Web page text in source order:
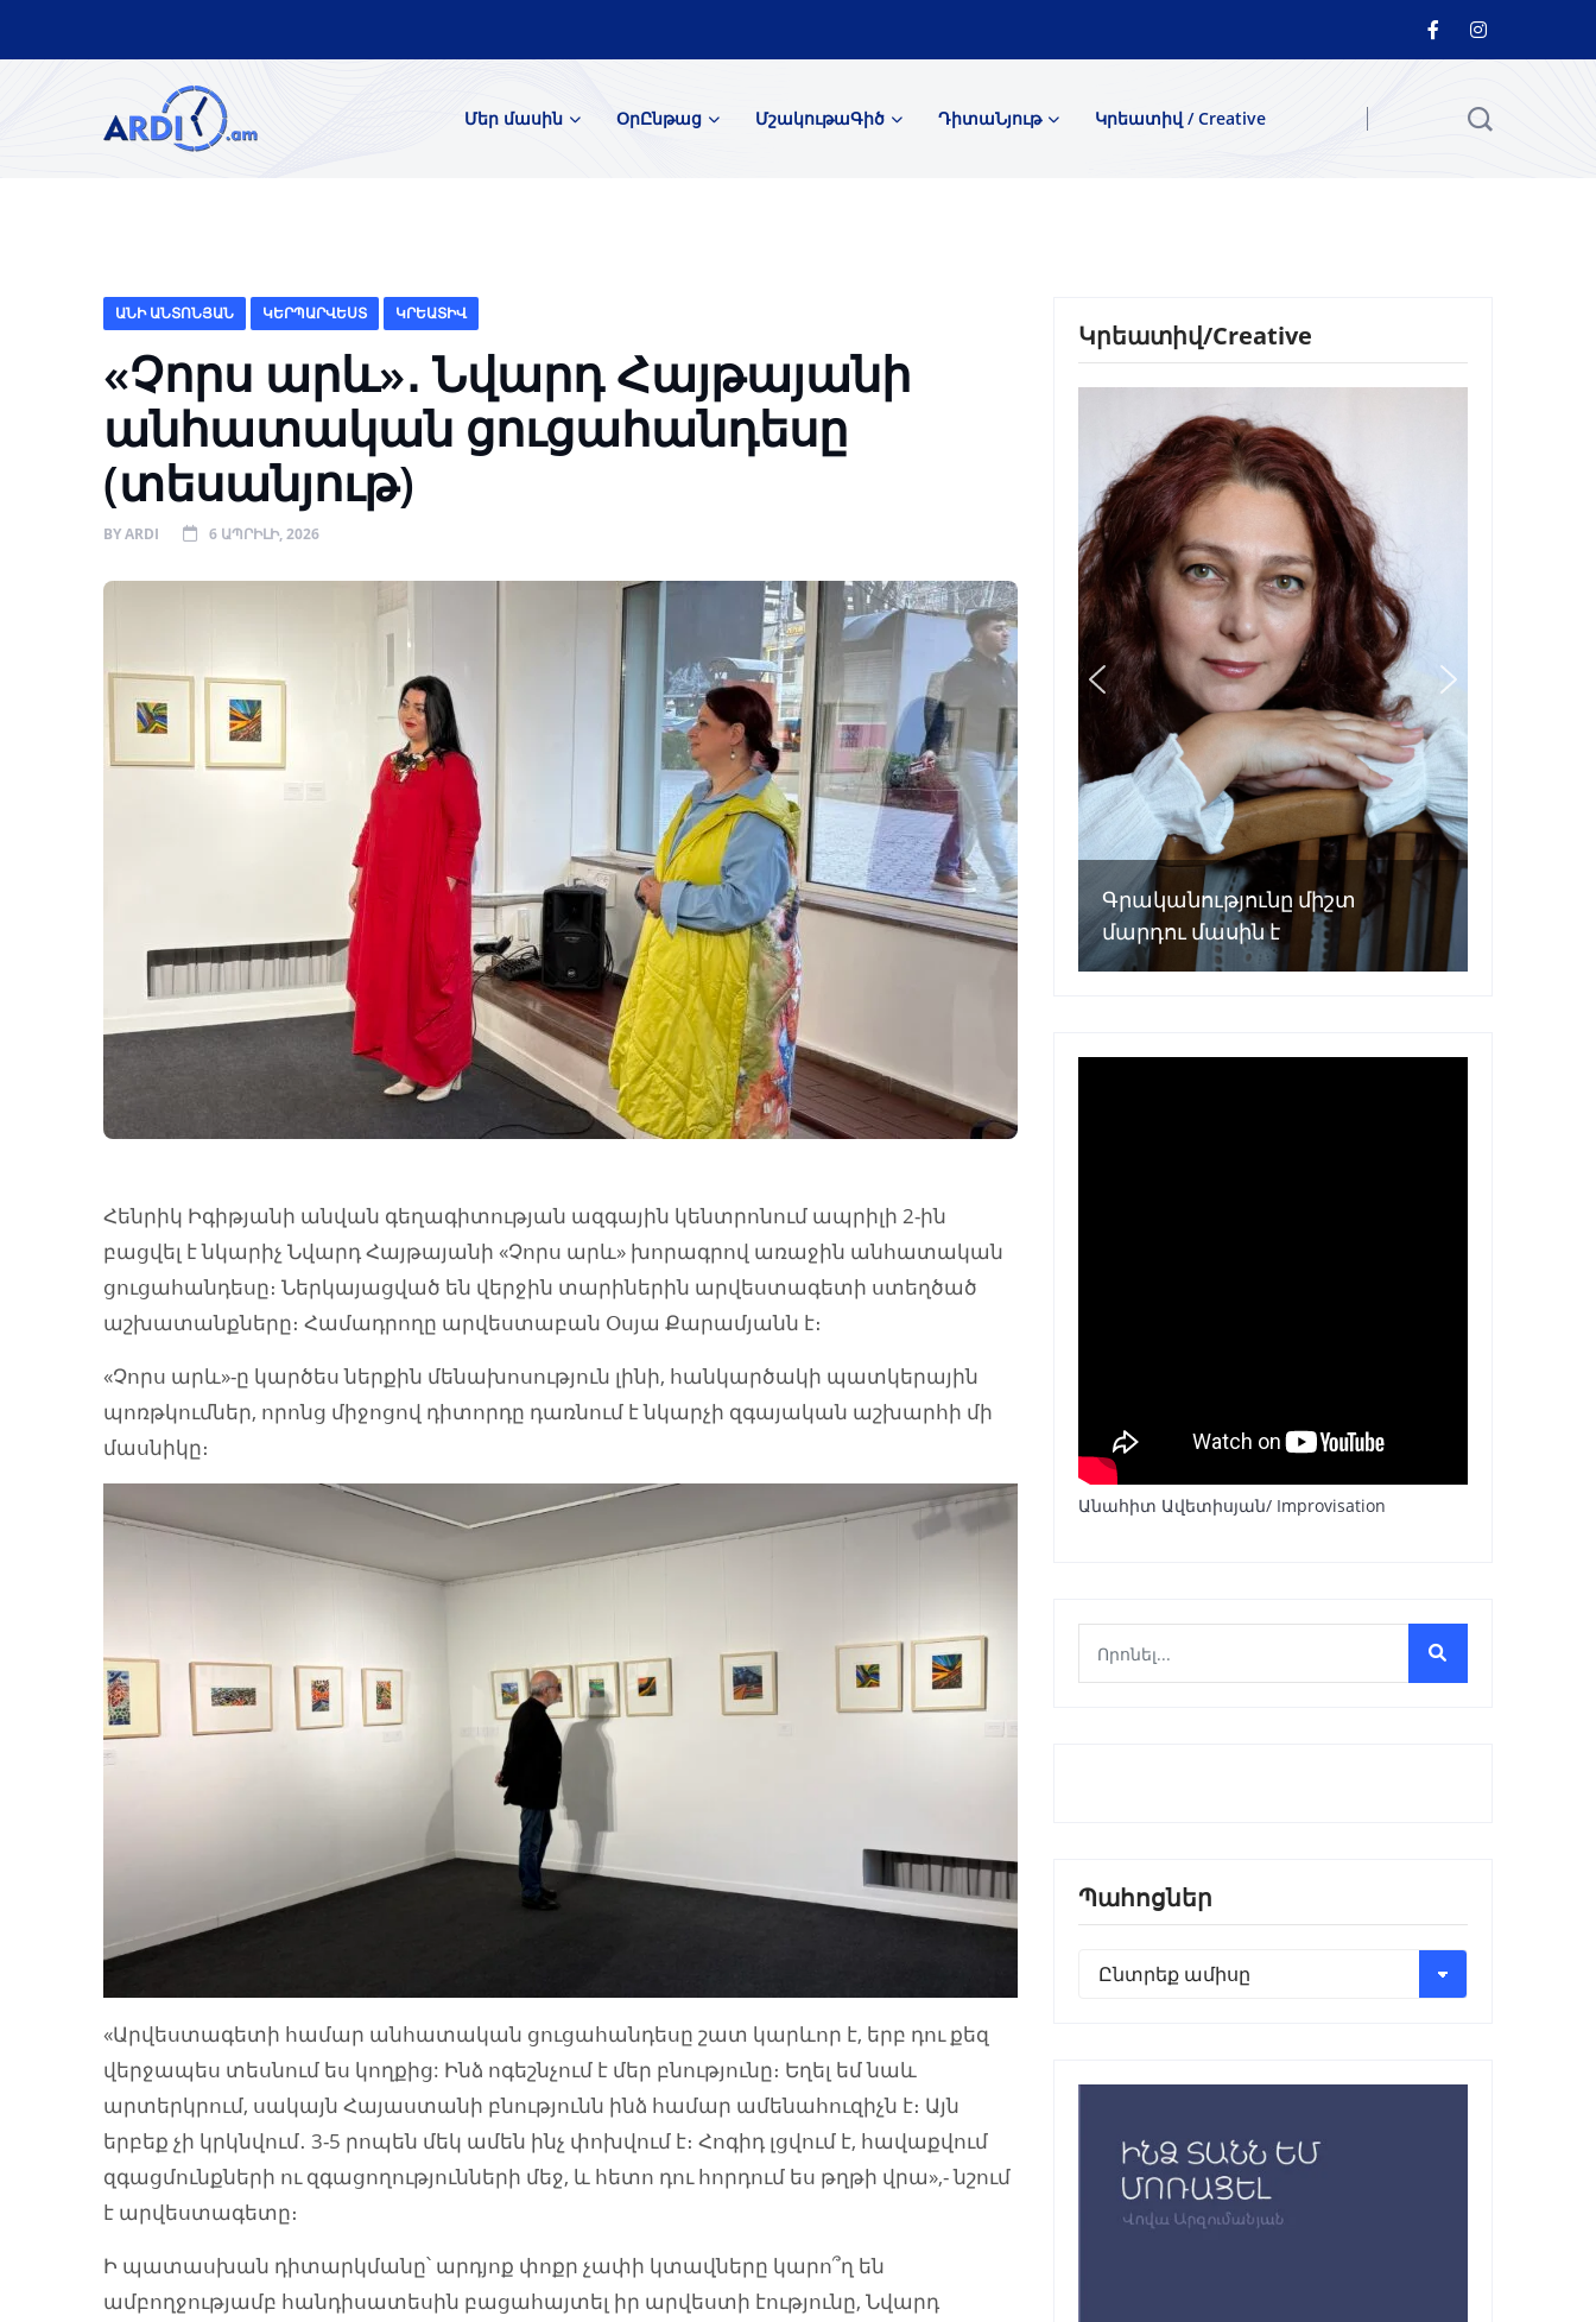
Մեր մասին ՕրԸնթաց ՄշակութաԳիծ ԴիտաՆյութ Կրեատիվ / Creative
ԱՆԻ ԱՆՏՈՆՅԱՆ ԿԵՐՊԱՐՎԵՍՏ ԿՐԵԱՏԻՎ
«Չորս արև»․ Նվարդ Հայթայանի
անհատական ցուցահանդեսը
(տեսանյութ)
BYARDI 6 ԱՊՐԻԼԻ, 2026
Հենրիկ Իգիթյանի անվան գեղագիտության ազգային կենտրոնում ապրիլի 2-ին
բացվել է նկարիչ Նվարդ Հայթայանի «Չորս արև» խորագրով առաջին անհատական
ցուցահանդեսը։ Ներկայացված են վերջին տարիներին արվեստագետի ստեղծած
աշխատանքները։ Համադրողը արվեստաբան Օսյա Քարամյանն է։
«Չորս արև»-ը կարծես ներքին մենախոսություն լինի, հանկարծակի պատկերային
պոռթկումներ, որոնց միջոցով դիտորդը դառնում է նկարչի զգայական աշխարհի մի
մասնիկը։
«Արվեստագետի համար անհատական ցուցահանդեսը շատ կարևոր է, երբ դու քեզ
վերջապես տեսնում ես կողքից: Ինձ ոգեշնչում է մեր բնությունը։ Եղել եմ նաև
արտերկրում, սակայն Հայաստանի բնությունն ինձ համար ամենահուզիչն է։ Այն
երբեք չի կրկնվում․ 3-5 րոպեն մեկ ամեն ինչ փոխվում է։ Հոգիդ լցվում է, հավաքվում
զգացմունքների ու զգացողությունների մեջ, և հետո դու հորդում ես թղթի վրա»,- նշում
է արվեստագետը։
Ի պատասխան դիտարկմանը՝ արդյոք փոքր չափի կտավները կարո՞ղ են
ամբողջությամբ հանդիսատեսին բացահայտել իր արվեստի էությունը, Նվարդ
Կրեատիվ/Creative
Գրականությունը միշտ
մարդու մասին է
Անահիտ Ավետիսյան/ Improvisation
Պահոցներ